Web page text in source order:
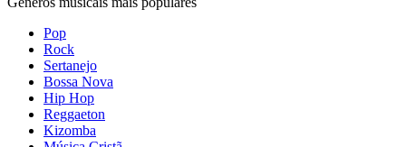
Pop
Rock
Sertanejo
Bossa Nova
Hip Hop
Reggaeton
Kizomba